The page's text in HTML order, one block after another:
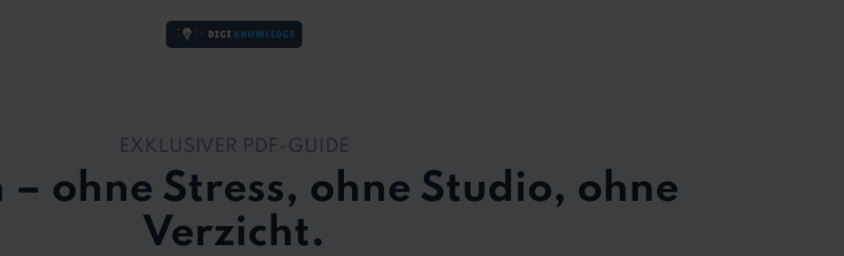
EXKLUSIVER PDF-GUIDE
– ohne Stress, ohne Studio, ohne
Verzicht.